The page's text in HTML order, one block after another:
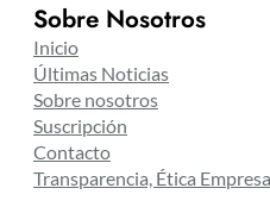
Sobre Nosotros
Inicio
Últimas Noticias
Sobre nosotros
Suscripción
Contacto
Transparencia, Ética